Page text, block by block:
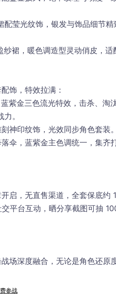
莹光纹饰，银发与饰品细节
裙，暖色调造型灵动俏皮，适
饰，特效拉满：
蓝紫金三色流光特效，击杀、淘
。
神印纹饰，光效同步角色套装。
伞，蓝紫金主色调统一，集齐
启，无直售渠道，全套保底约
平台互动，晒分享截图可抽
场深度融合，无论是角色还原
参战